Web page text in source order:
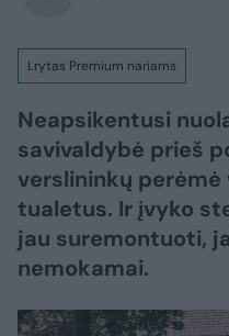
Lrytas Premium nariams
Neapsikentusi
savivaldybė prieš
verslininkų perėmė
tualetus. Ir įvyko
jau suremontuoti,
nemokamai.